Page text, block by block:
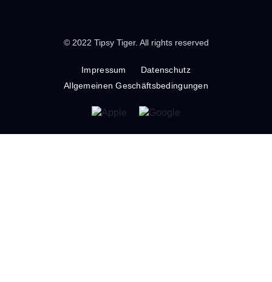
© 2022 Tipsy Tiger. All rights reserved
Impressum
Datenschutz
Allgemeinen Geschäftsbedingungen